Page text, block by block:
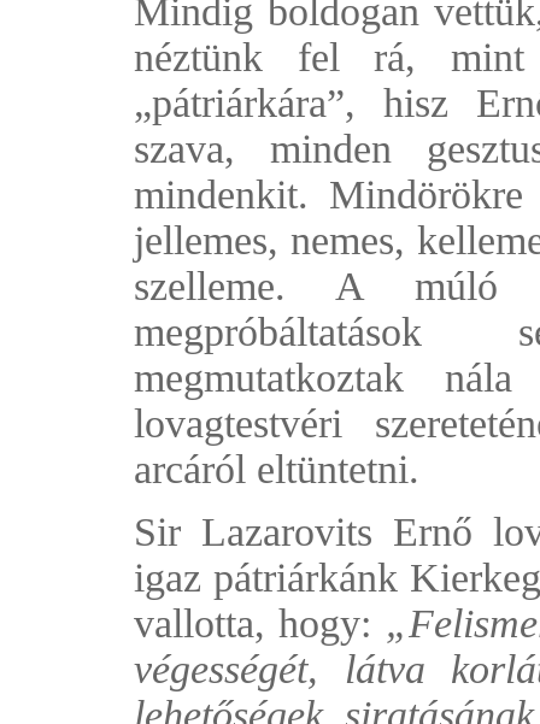
Mindig boldogan
néztünk fel rá, mint
„pátriárkára”, hisz
szava, minden
mindenkit. Mindörökre
jellemes, nemes,
szelleme. A múló
megmutatkoztak
lovagtestvéri
arcáról eltüntetni.
Sir Lazarovits Ernő
igaz pátriárkánk
vallotta, hogy:
végességét, látva
lehetőségek